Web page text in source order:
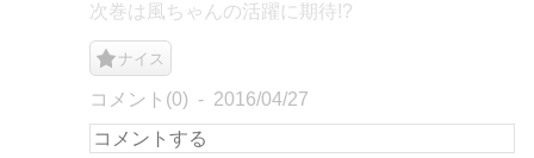
次巻は風ちゃんの活躍に期待!?
ナイス
コメント(0) 2016/04/27